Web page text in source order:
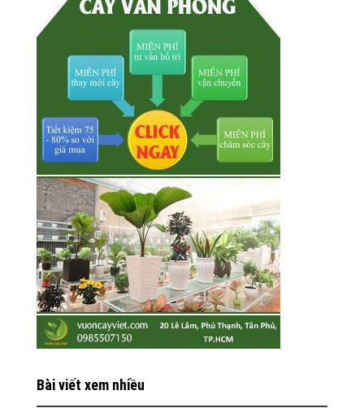
Bài viết xem nhiều